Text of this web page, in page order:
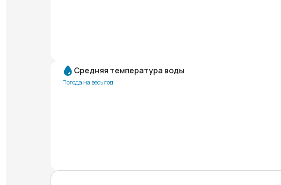
Средняя температура воды
Погода на весь год